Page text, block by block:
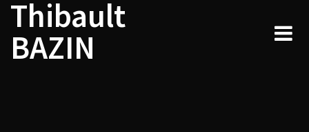
Skip
content
Thibault
BAZIN
Navigation
de